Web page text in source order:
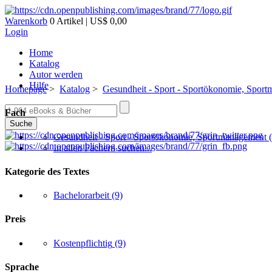
Warenkorb 0 Artikel | US$ 0,00
Login
Home
Katalog
Autor werden
Hilfe
Suche
Homepage> Katalog > Gesundheit - Sport - Sportökonomie,
Fach
Gesundheit - Sport - Sportökonomie, Sportmanagement
In allen Fächern suchen...
Kategorie des Textes
Bachelorarbeit (9)
Preis
Kostenpflichtig (9)
Sprache